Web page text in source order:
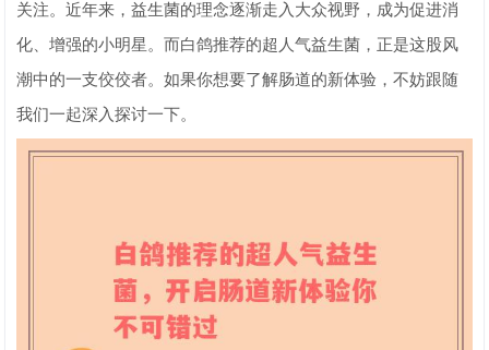
关注。近年来，益生菌的理念逐渐走入大众视野，成为促进消
化、增强的小明星。而白鸽推荐的超人气益生菌，正是这股风
潮中的一支佼佼者。如果你想要了解肠道的新体验，不妨跟随
我们一起深入探讨一下。